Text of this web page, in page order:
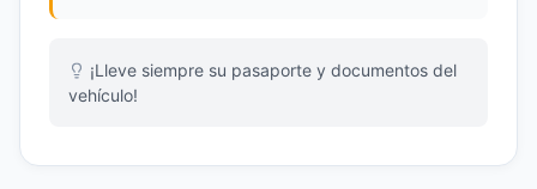
¡Lleve siempre su pasaporte y documentos del
vehículo!